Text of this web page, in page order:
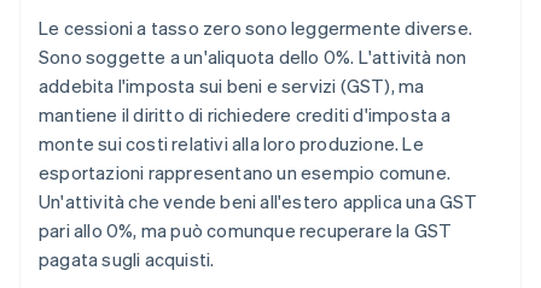
Le cessioni a tasso zero sono leggermente diverse.
Sono soggette a un'aliquota dello 0%. L'attività non
addebita l'imposta sui beni e servizi (GST), ma
mantiene il diritto di richiedere crediti d'imposta a
monte sui costi relativi alla loro produzione. Le
esportazioni rappresentano un esempio comune.
Un'attività che vende beni all'estero applica una GST
pari allo 0%, ma può comunque recuperare la GST
pagata sugli acquisti.